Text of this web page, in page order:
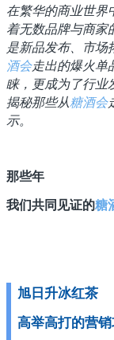
在繁华的商业世界
着无数品牌与商家
是新品发布、市场
酒会走出的爆火单
睐，更成为了行业
揭秘那些从糖酒会
示。
那些年
我们共同见证的糖
旭日升冰红茶
高举高打的营